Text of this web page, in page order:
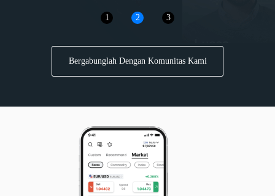
xauusd07 2026/07/27 03:00
Bergabunglah Dengan Komunitas Kami
1 2 3